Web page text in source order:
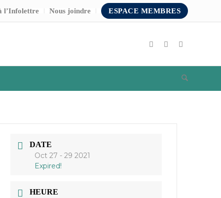
l’Infolettre Nous joindre ESPACE MEMBRES
DATE
Oct 27 - 29 2021
Expired!
HEURE